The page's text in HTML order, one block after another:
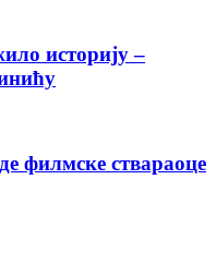
историју –
филмске ствараоце